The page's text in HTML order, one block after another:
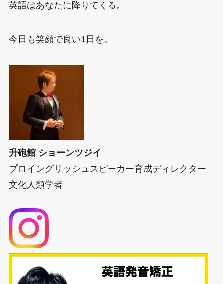
英語はあなたに降りてくる。
今日も笑顔で良い1日を。
升砲館 ショーンツジイ
プロイングリッシュスピーカー育成ディレクター
文化人類学者